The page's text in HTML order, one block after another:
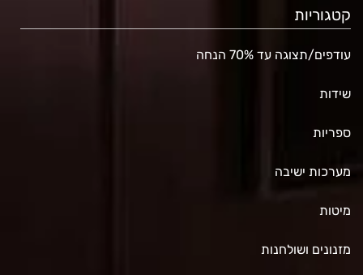
קטגוריות
עודפים/תצוגה עד 70% הנחה
שידות
ספריות
מערכות ישיבה
מיטות
מזנונים ושולחנות